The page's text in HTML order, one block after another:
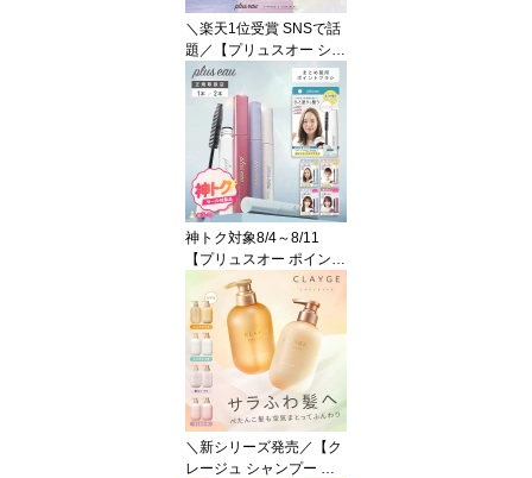
大容量
＼楽天1位受賞 SNSで話
題／【プリュスオー シャ
ンプー トリートメント
セット】【ポンプ】plus
eau メロウ メルティ リ
ポア 各450ml ダメージ補
修 保湿 うねり くせ毛 サ
ロン 美容室
神トク対象8/4～8/11
【プリュスオー ポイント
リペア】1本／2本plus e
au アホ毛スティック ア
ホ毛 抑える 前髪 まとめ
髪 ヘアスタイリング 湿
気対策
＼新シリーズ発売／【ク
レージュ シャンプー ト